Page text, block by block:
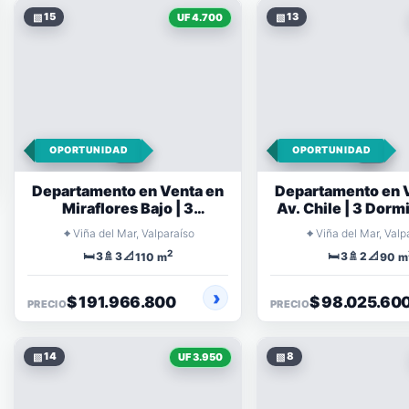
▧15 UF 4.700
OPORTUNIDAD
Departamento en Venta en
Miraflores Bajo | 3
Dormitorios Vista al Mar
⌖ Viña del Mar, Valparaíso
🛏️3🚿 3📐110 m2
PRECIO$ 191.966.800
▧13
OPORTUNIDAD
Departamento en
Av. Chile | 3
⌖ Viña del Mar,
🛏️3🚿 2📐90 m
PRECIO$
▧14 UF 3.950 ▧8